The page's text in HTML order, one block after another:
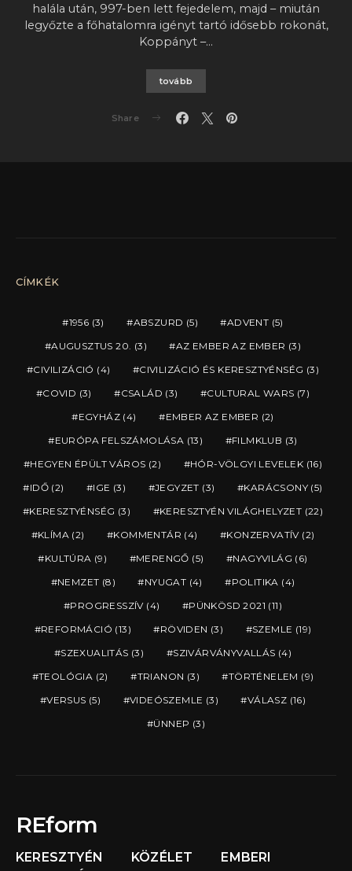
halála után, 997-ben lett fejedelem, majd – miután
legyőzte a főhatalomra igényt tartó idősebb rokonát,
Koppányt –…
tovább
Share
CÍMKÉK
1956 (3) ABSZURD (5) ADVENT (5)
AUGUSZTUS 20. (3) AZ EMBER AZ EMBER (3)
CIVILIZÁCIÓ (4) CIVILIZÁCIÓ ÉS KERESZTYÉNSÉG (3)
COVID (3) CSALÁD (3) CULTURAL WARS (7)
EGYHÁZ (4) EMBER AZ EMBER (2)
EURÓPA FELSZÁMOLÁSA (13) FILMKLUB (3)
HEGYEN ÉPÜLT VÁROS (2) HÓR-VÖLGYI LEVELEK (16)
IDŐ (2) IGE (3) JEGYZET (3) KARÁCSONY(5)
KERESZTYÉNSÉG (3) KERESZTYÉN VILÁGHELYZET (22)
KLÍMA (2) KOMMENTÁR (4) KONZERVATÍV(2)
KULTÚRA (9) MERENGŐ (5) NAGYVILÁG (6)
NEMZET (8) NYUGAT (4) POLITIKA (4)
PROGRESSZÍV(4) PÜNKÖSD 2021 (11)
REFORMÁCIÓ (13) RÖVIDEN (3) SZEMLE (19)
SZEXUALITÁS (3) SZIVÁRVÁNYVALLÁS (4)
TEOLÓGIA (2) TRIANON (3) TÖRTÉNELEM (9)
VERSUS (5) VIDEÓSZEMLE (3) VÁLASZ (16)
ÜNNEP (3)
REform
KERESZTYÉN KÖZÉLET
EMBERI